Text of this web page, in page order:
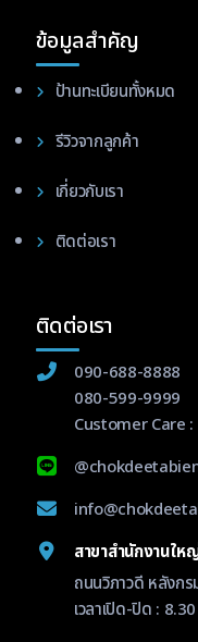
ข้อมูลสำคัญ
ป้านทะเบียนทั้งหมด
รีวิวจากลูกค้า
เกี่ยวกับเรา
ติดต่อเรา
ติดต่อเรา
090-688-8888
080-599-9999
Customer Care :
สาขาสำนักงานใ
ถนนวิภาวดี หลังก
เวลาเปิด-ปิด :